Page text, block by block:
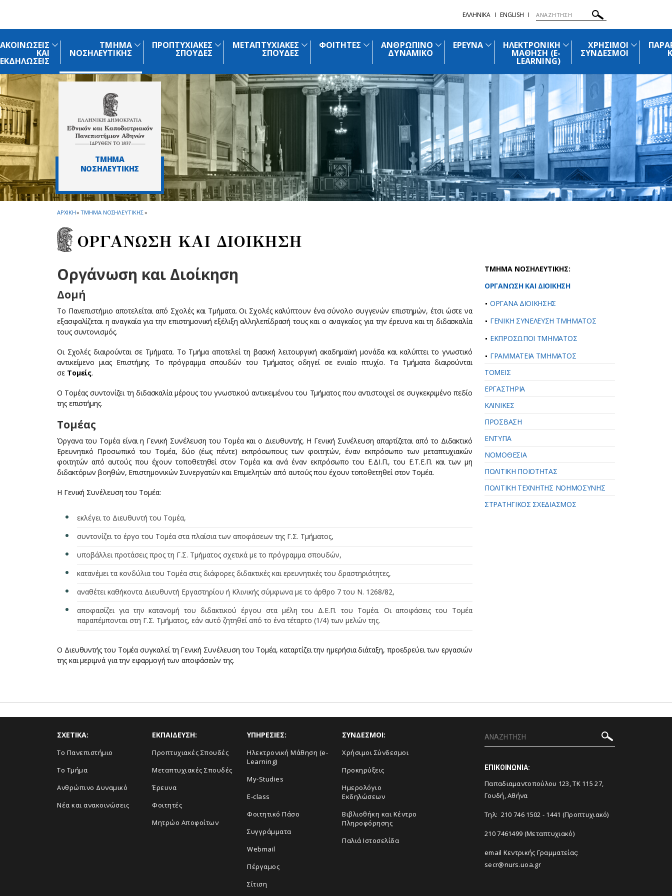
ΕΛΛΗΝΙΚΑ ENGLISH
ΚΑΙ
ΕΚΔΗΛΩΣΕΙΣ
ΤΜΗΜΑ
ΝΟΣΗΛΕΥΤΙΚΗΣ
ΠΡΟΠΤΥΧΙΑΚΕΣ
ΣΠΟΥΔΕΣ
ΜΕΤΑΠΤΥΧΙΑΚΕΣ
ΣΠΟΥΔΕΣ
ΦΟΙΤΗΤΕΣ ΑΝΘΡΩΠΙΝΟ
ΔΥΝΑΜΙΚΟ
ΕΡΕΥΝΑ ΗΛΕΚΤΡΟΝΙΚΗ
ΜΑΘΗΣΗ (E-
LEARNING)
ΧΡΗΣΙΜΟΙ
ΣΥΝΔΕΣΜΟΙ
ΤΜΗΜΑ
ΝΟΣΗΛΕΥΤΙΚΗΣ
ΑΡΧΙΚΗ» ΤΜΗΜΑ ΝΟΣΗΛΕΥΤΙΚΗΣ»
ΟΡΓΑΝΩΣΗ ΚΑΙ ΔΙΟΙΚΗΣΗ
Οργάνωση και Διοίκηση
Δομή
Το Πανεπιστήμιο αποτελείται από Σχολές και Τμήματα. Οι Σχολές καλύπτουν ένα σύνολο συγγενών επιστημών, έτσι ώστε να
εξασφαλίζεται η αναγκαία για την επιστημονική εξέλιξη αλληλεπίδρασή τους και ο αναγκαίος για την έρευνα και τη διδασκαλία
τους συντονισμός.
Οι Σχολές διαιρούνται σε Τμήματα. Το Τμήμα αποτελεί τη βασική λειτουργική ακαδημαϊκή μονάδα και καλύπτει το γνωστικό
αντικείμενο μιας Επιστήμης. Το πρόγραμμα σπουδών του Τμήματος οδηγεί σε ενιαίο πτυχίο. Τα Τμήματα διαιρούνται
σε Τομείς.
Ο Τομέας συντονίζει τη διδασκαλία μέρους του γνωστικού αντικειμένου του Τμήματος που αντιστοιχεί σε συγκεκριμένο πεδίο
της επιστήμης.
Τομέας
Όργανα του Τομέα είναι η Γενική Συνέλευση του Τομέα και ο Διευθυντής. Η Γενική Συνέλευση απαρτίζεται από το Διδακτικό
Ερευνητικό Προσωπικό του Τομέα, δύο (έως πέντε) εκπρόσωπους των φοιτητών, έναν εκπρόσωπο των μεταπτυχιακών
φοιτητών από αυτούς που έχουν τοποθετηθεί στον Τομέα και ανά έναν εκπρόσωπο του Ε.ΔΙ.Π., του Ε.Τ.Ε.Π. και των μη
διδακτόρων βοηθών, Επιστημονικών Συνεργατών και Επιμελητών από αυτούς που έχουν τοποθετηθεί στον Τομέα.
Η Γενική Συνέλευση του Τομέα:
εκλέγει το Διευθυντή του Τομέα,
συντονίζει το έργο του Τομέα στα πλαίσια των αποφάσεων της Γ.Σ. Τμήματος,
υποβάλλει προτάσεις προς τη Γ.Σ. Τμήματος σχετικά με το πρόγραμμα σπουδών,
κατανέμει τα κονδύλια του Τομέα στις διάφορες διδακτικές και ερευνητικές του δραστηριότητες,
αναθέτει καθήκοντα Διευθυντή Εργαστηρίου ή Κλινικής σύμφωνα με το άρθρο 7 του Ν. 1268/82,
αποφασίζει για την κατανομή του διδακτικού έργου στα μέλη του Δ.Ε.Π. του Τομέα. Οι αποφάσεις του Τομέα
παραπέμπονται στη Γ.Σ. Τμήματος, εάν αυτό ζητηθεί από το ένα τέταρτο (1/4) των μελών της.
Ο Διευθυντής του Τομέα συγκαλεί τη Γενική Συνέλευση του Τομέα, καταρτίζει την ημερήσια διάταξη, προεδρεύει των εργασιών
της και μεριμνά για την εφαρμογή των αποφάσεών της.
ΤΜΗΜΑ ΝΟΣΗΛΕΥΤΙΚΗΣ:
ΟΡΓΑΝΩΣΗ ΚΑΙ ΔΙΟΙΚΗΣΗ
ΟΡΓΑΝΑ ΔΙΟΙΚΗΣΗΣ
ΓΕΝΙΚΗ ΣΥΝΕΛΕΥΣΗ ΤΜΗΜΑΤΟΣ
ΕΚΠΡΟΣΩΠΟΙ ΤΜΗΜΑΤΟΣ
ΓΡΑΜΜΑΤΕΙΑ ΤΜΗΜΑΤΟΣ
ΤΟΜΕΙΣ
ΕΡΓΑΣΤΗΡΙΑ
ΚΛΙΝΙΚΕΣ
ΠΡΟΣΒΑΣΗ
ΕΝΤΥΠΑ
ΝΟΜΟΘΕΣΙΑ
ΠΟΛΙΤΙΚΗ ΠΟΙΟΤΗΤΑΣ
ΠΟΛΙΤΙΚΗ ΤΕΧΝΗΤΗΣ ΝΟΗΜΟΣΥΝΗΣ
ΣΤΡΑΤΗΓΙΚΟΣ ΣΧΕΔΙΑΣΜΟΣ
ΣΧΕΤΙΚΑ:
Το Πανεπιστήμιο
Το Τμήμα
Ανθρώπινο Δυναμικό
Νέα και ανακοινώσεις
ΕΚΠΑΙΔΕΥΣΗ:
Προπτυχιακές Σπουδές
Μεταπτυχιακές Σπουδές
Έρευνα
Φοιτητές
Μητρώο Αποφοίτων
ΥΠΗΡΕΣΙΕΣ:
Ηλεκτρονική Μάθηση (e-
Learning)
My-Studies
E-class
Φοιτητικό Πάσο
Συγγράμματα
Webmail
Πέργαμος
Σίτιση
ΣΥΝΔΕΣΜΟΙ:
Χρήσιμοι Σύνδεσμοι
Προκηρύξεις
Ημερολόγιο
Εκδηλώσεων
Βιβλιοθήκη και Κέντρο
Πληροφόρησης
Παλιά Ιστοσελίδα
ΕΠΙΚΟΙΝΩΝΙΑ:
Παπαδιαμαντοπούλου 123, ΤΚ 115 27,
Γουδή, Αθήνα
Τηλ: 210 746 1502 - 1441 (Προπτυχιακό)
210 7461499 (Μεταπτυχιακό)
email Κεντρικής Γραμματείας:
secr@nurs.uoa.gr